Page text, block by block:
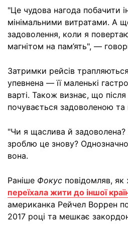
"Це чудова нагода побачити
мінімальними витратами. А
задоволення, коли я
магнітом на пам’ять", —
Затримки рейсів
упевнена — її маленькі
варті. Також визнає, що
почувається задоволеною
"Чи я щаслива й
зроблю це знову?
вона.
Раніше Фокус повідомляв, як
переїхала жити до іншої
американка Рейчел Воррен
2017 році та мешкає